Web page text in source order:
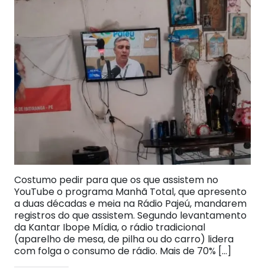
Costumo pedir para que os que assistem no
YouTube o programa Manhã Total, que apresento
a duas décadas e meia na Rádio Pajeú, mandarem
registros do que assistem. Segundo levantamento
da Kantar Ibope Mídia, o rádio tradicional
(aparelho de mesa, de pilha ou do carro) lidera
com folga o consumo de rádio. Mais de 70% […]